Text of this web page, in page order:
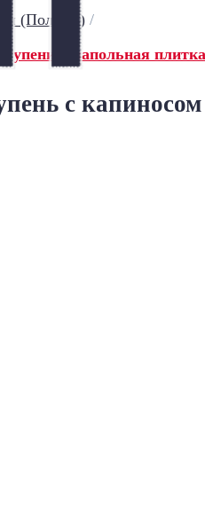
(Польша)/
и напольная
с